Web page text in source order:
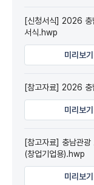
[신청서식] 2026 충
서식.hwp
미리보기
[참고자료] 2026 충
미리보기
[참고자료] 충남관광
(창업기업용).hwp
미리보기